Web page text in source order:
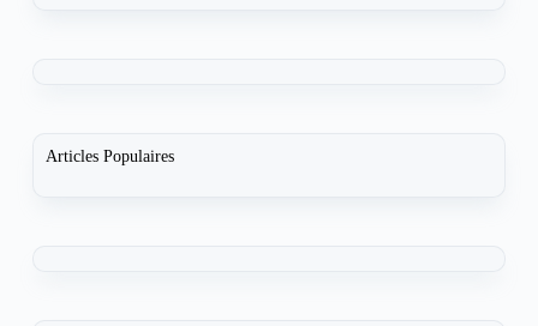
Articles Populaires